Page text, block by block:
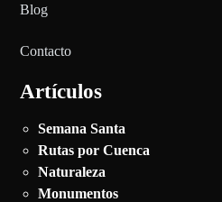
Blog
Contacto
Artículos
Semana Santa
Rutas por Cuenca
Naturaleza
Monumentos